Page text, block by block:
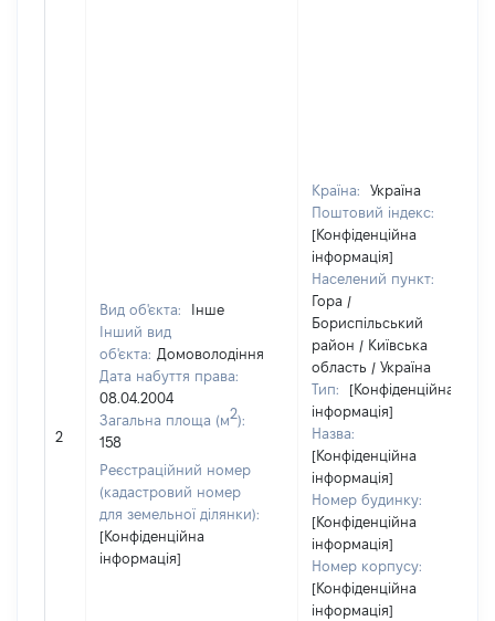
2
Вид об'єкта:
Інше
Інший вид
об'єкта: Домоволодіння
Дата набуття права:
08.04.2004
Загальна площа (м2):
158
Реєстраційний номер
(кадастровий номер
для земельної ділянки):
[Конфіденційна
інформація]
Країна:
Україна
Поштовий індекс:
[Конфіденційна
інформація]
Населений пункт:
Гора /
Бориспільський
район / Київська
область / Україна
Тип:
[Конфіденційна
інформація]
Назва:
[Конфіденційна
інформація]
Номер будинку:
[Конфіденційна
інформація]
Номер корпусу:
[Конфіденційна
інформація]